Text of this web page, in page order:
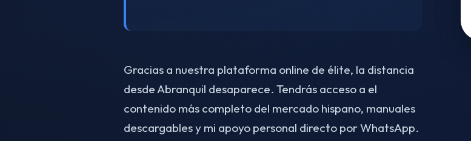
Gracias a nuestra plataforma online de élite, la distancia
desde Abranquil desaparece. Tendrás acceso a el
contenido más completo del mercado hispano, manuales
descargables y mi apoyo personal directo por WhatsApp.